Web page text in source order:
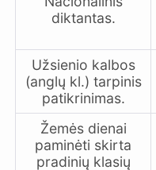
diktantas.
Užsienio kalbos
(anglų kl.) tarpinis
patikrinimas.
Žemės dienai
paminėti skirta
pradinių klasių